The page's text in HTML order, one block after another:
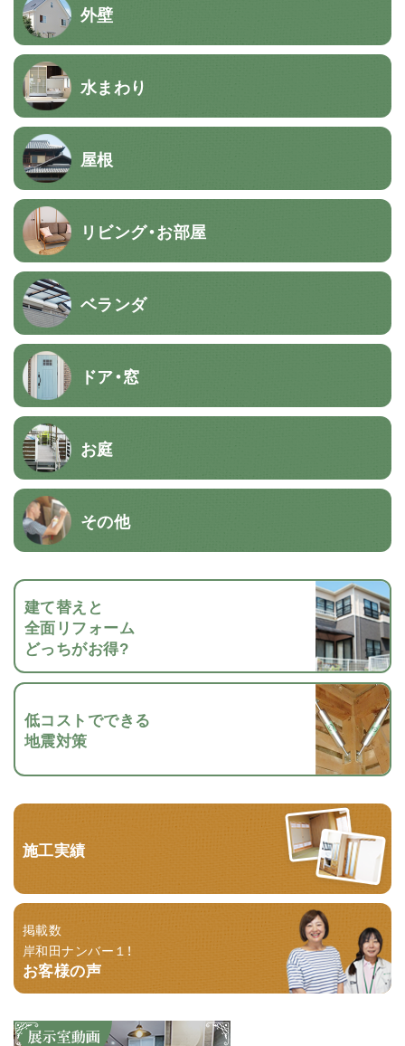
外壁
水まわり
屋根
リビング・お部屋
ベランダ
ドア・窓
お庭
その他
建て替えと
全面リフォーム
どっちがお得?
低コストでできる
地震対策
施工実績
掲載数
岸和田ナンバー１！
お客様の声